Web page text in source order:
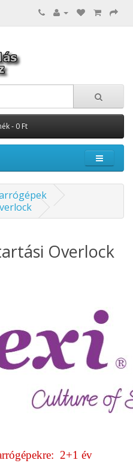
- 0 Ft
Overlock
2+1 év